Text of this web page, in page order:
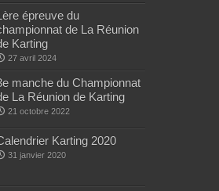
épreuve du
de La Réunion
Karting
27 avril 2024
manche du Championnat
La Réunion de Karting
21 octobre 2022
Karting 2020
31 janvier 2020